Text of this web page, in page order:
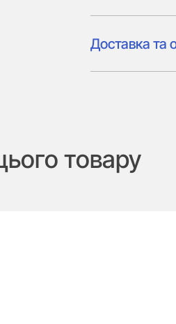
Доставка та
товару